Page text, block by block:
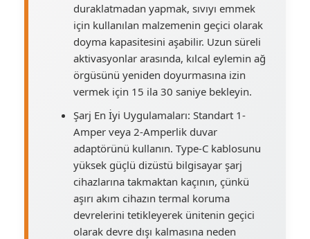
duraklatmadan yapmak, sıvıyı emmek
için kullanılan malzemenin geçici olarak
doyma kapasitesini aşabilir. Uzun süreli
aktivasyonlar arasında, kılcal eylemin ağ
örgüsünü yeniden doyurmasına izin
vermek için 15 ila 30 saniye bekleyin.
Şarj En İyi Uygulamaları: Standart 1-
Amper veya 2-Amperlik duvar
adaptörünü kullanın. Type-C kablosunu
yüksek güçlü dizüstü bilgisayar şarj
cihazlarına takmaktan kaçının, çünkü
aşırı akım cihazın termal koruma
devrelerini tetikleyerek ünitenin geçici
olarak devre dışı kalmasına neden